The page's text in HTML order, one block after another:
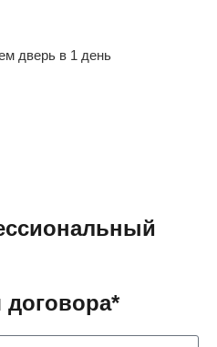
дверь в 1 день
договора*